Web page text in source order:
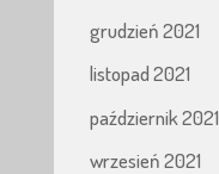
grudzień 2021
listopad 2021
październik 2021
wrzesień 2021